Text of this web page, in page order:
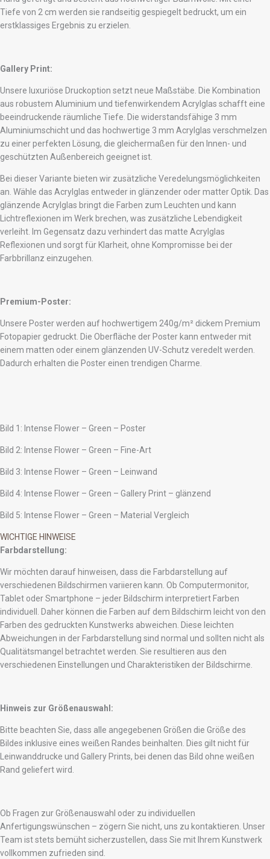
Tiefe von 2 cm werden sie randseitig gespiegelt bedruckt, um ein
erstklassiges Ergebnis zu erzielen.
Gallery Print:
Unsere luxuriöse Druckoption setzt neue Maßstäbe. Die Kombination
aus robustem Aluminium und tiefenwirkendem Acrylglas schafft eine
beeindruckende räumliche Tiefe. Die widerstandsfähige 3 mm
Aluminiumschicht und das hochwertige 3 mm Acrylglas verschmelzen
zu einer perfekten Lösung, die gleichermaßen für den Innen- und
geschützten Außenbereich geeignet ist.
Bei dieser Variante bieten wir zusätzliche Veredelungsmöglichkeiten
an. Wähle das Acrylglas entweder in glänzender oder matter Optik. Das
glänzende Acrylglas bringt die Farben zum Leuchten und kann
Lichtreflexionen im Werk brechen, was zusätzliche Lebendigkeit
verleiht. Im Gegensatz dazu verhindert das matte Acrylglas
Reflexionen und sorgt für Klarheit, ohne Kompromisse bei der
Farbbrillanz einzugehen.
Premium-Poster:
Unsere Poster werden auf hochwertigem 240g/m² dickem Premium
Fotopapier gedruckt. Die Oberfläche der Poster kann entweder mit
einem matten oder einem glänzenden UV-Schutz veredelt werden.
Dadurch erhalten die Poster einen trendigen Charme.
Bild 1: Intense Flower – Green – Poster
Bild 2: Intense Flower – Green – Fine-Art
Bild 3: Intense Flower – Green – Leinwand
Bild 4: Intense Flower – Green – Gallery Print – glänzend
Bild 5: Intense Flower – Green – Material Vergleich
WICHTIGE HINWEISE
Farbdarstellung:
Wir möchten darauf hinweisen, dass die Farbdarstellung auf
verschiedenen Bildschirmen variieren kann. Ob Computermonitor,
Tablet oder Smartphone – jeder Bildschirm interpretiert Farben
individuell. Daher können die Farben auf dem Bildschirm leicht von den
Farben des gedruckten Kunstwerks abweichen. Diese leichten
Abweichungen in der Farbdarstellung sind normal und sollten nicht als
Qualitätsmangel betrachtet werden. Sie resultieren aus den
verschiedenen Einstellungen und Charakteristiken der Bildschirme.
Hinweis zur Größenauswahl:
Bitte beachten Sie, dass alle angegebenen Größen die Größe des
Bildes inklusive eines weißen Randes beinhalten. Dies gilt nicht für
Leinwanddrucke und Gallery Prints, bei denen das Bild ohne weißen
Rand geliefert wird.
Ob Fragen zur Größenauswahl oder zu individuellen
Anfertigungswünschen – zögern Sie nicht, uns zu kontaktieren. Unser
Team ist stets bemüht sicherzustellen, dass Sie mit Ihrem Kunstwerk
vollkommen zufrieden sind.